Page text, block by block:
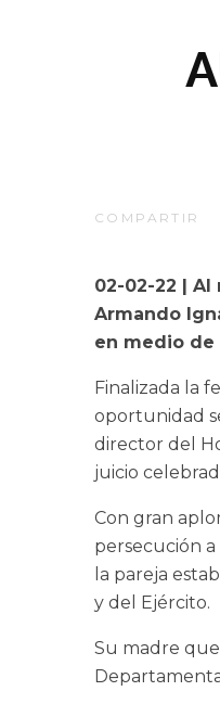
COMPARTIR
02-02-22 |
Armando
en medio de
Finalizada la
oportunidad
director del
juicio
Con gran
persecución
la pareja
y del Ejército.
Su madre